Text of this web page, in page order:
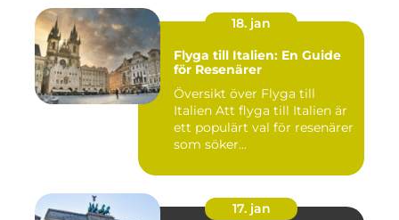
18. jan
Flyga till Italien: En Guide
för Resenärer
Översikt över Flyga till
Italien Att flyga till Italien är
ett populärt val för resenärer
som söker...
17. jan